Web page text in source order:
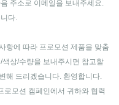
주소로 이메일을 보내주세요.
다.
항에 따라 프로모션 제품을 맞춤
상/수량을 보내주시면 참고할
해 드리겠습니다. 환영합니다.
로모션 캠페인에서 귀하와 협력